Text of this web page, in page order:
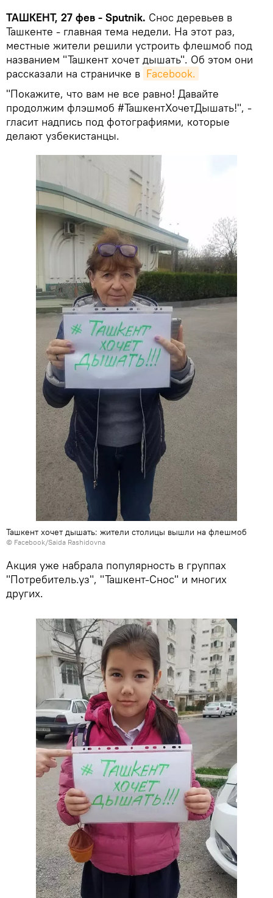
ТАШКЕНТ, 27 фев - Sputnik. Снос деревьев в
Ташкенте - главная тема недели. На этот раз,
местные жители решили устроить флешмоб под
названием "Ташкент хочет дышать". Об этом они
рассказали на страничке в Facebook.
"Покажите, что вам не все равно! Давайте
продолжим флэшмоб #ТашкентХочетДышать!", -
гласит надпись под фотографиями, которые
делают узбекистанцы.
Ташкент хочет дышать: жители столицы вышли на флешмоб
© Facebook/Saida Rashidovna
Акция уже набрала популярность в группах
"Потребитель.уз", "Ташкент-Снос" и многих
других.